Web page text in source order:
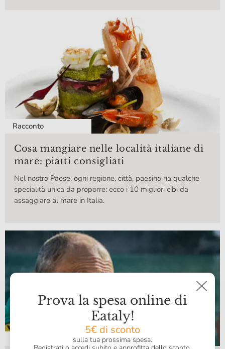
Racconto
Cosa mangiare nelle località italiane di
mare: piatti consigliati
Nel nostro Paese, ogni regione, città, paesino ha qualche
specialità unica da proporre: ecco i 10 migliori cibi da
assaggiare al mare in Italia.
Prova la spesa online di
Eataly!
5€ di sconto
sulla tua prossima spesa.